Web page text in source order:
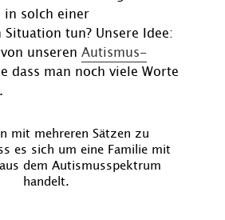
in solch einer
tun? Unsere Idee:
unseren Autismus-
dass man noch viele Worte